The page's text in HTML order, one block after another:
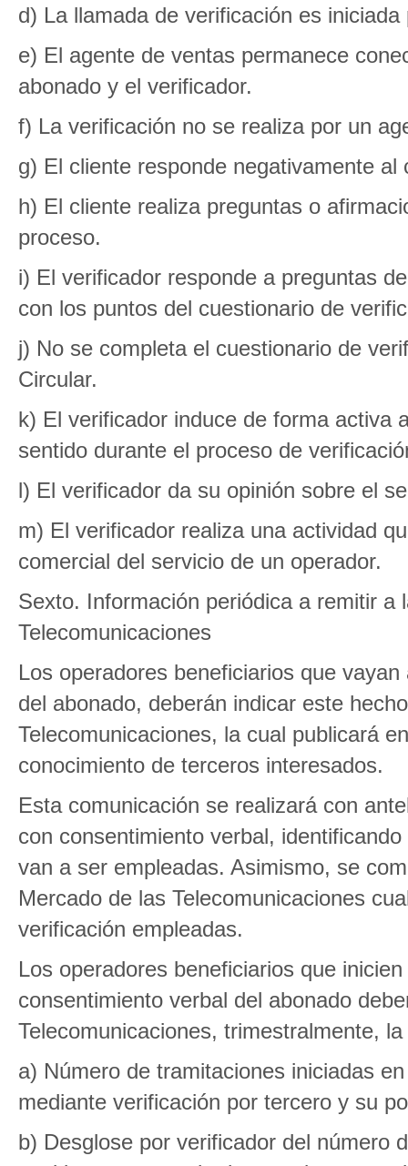
d) La llamada de verificación es
e) El agente de ventas permanece
abonado y el verificador.
f) La verificación no se realiza por un
g) El cliente responde negativamente al
h) El cliente realiza preguntas o
proceso.
i) El verificador responde a preguntas
con los puntos del cuestionario de
j) No se completa el cuestionario de
Circular.
k) El verificador induce de forma activa
sentido durante el proceso de
l) El verificador da su opinión sobre el
m) El verificador realiza una actividad
comercial del servicio de un operador.
Sexto. Información periódica a remitir a
Telecomunicaciones
Los operadores beneficiarios que
del abonado, deberán indicar este
Telecomunicaciones, la cual publicará
conocimiento de terceros interesados.
Esta comunicación se realizará con
con consentimiento verbal,
van a ser empleadas. Asimismo, se
Mercado de las Telecomunicaciones
verificación empleadas.
Los operadores beneficiarios que
consentimiento verbal del abonado
Telecomunicaciones, trimestralmente,
a) Número de tramitaciones iniciadas
mediante verificación por tercero y su
b) Desglose por verificador del número